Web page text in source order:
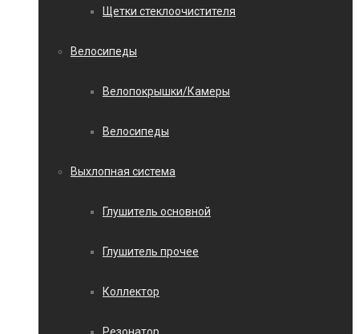
Щетки стеклоочистителя
Велосипеды
Велопокрышки/Камеры
Велосипеды
Выхлопная система
Глушитель основной
Глушитель прочее
Коллектор